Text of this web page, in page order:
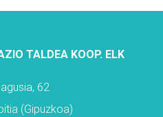
TALDEA KOOP. ELK
62
(Gipuzkoa)